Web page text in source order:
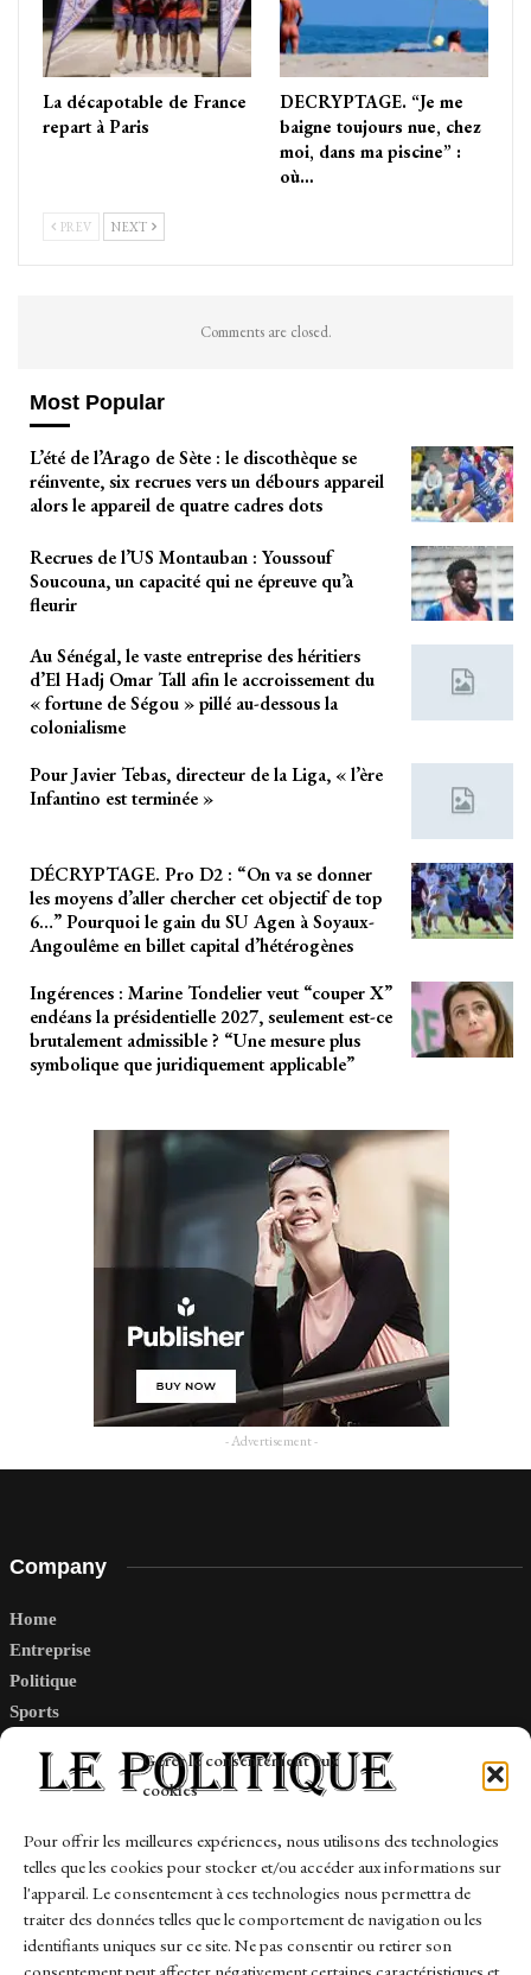
Gérer le consentement aux
cookies
Pour offrir les meilleures expériences, nous utilisons des technologies
telles que les cookies pour stocker et/ou accéder aux informations sur
l'appareil. Le consentement à ces technologies nous permettra de
traiter des données telles que le comportement de navigation ou les
identifiants uniques sur ce site. Ne pas consentir ou retirer son
La décapotable de France
repart à Paris
DECRYPTAGE. “Je me
baigne toujours nue, chez
moi, dans ma piscine” :
où…
PREV NEXT
Comments are closed.
Most Popular
L’été de l’Arago de Sète : le discothèque se
réinvente, six recrues vers un débours appareil
alors le appareil de quatre cadres dots
Recrues de l’US Montauban : Youssouf
Soucouna, un capacité qui ne épreuve qu’à
fleurir
Au Sénégal, le vaste entreprise des héritiers
d’El Hadj Omar Tall afin le accroissement du
« fortune de Ségou » pillé au-dessous la
colonialisme
Pour Javier Tebas, directeur de la Liga, « l’ère
Infantino est terminée »
DÉCRYPTAGE. Pro D2 : “On va se donner
les moyens d’aller chercher cet objectif de top
6…” Pourquoi le gain du SU Agen à Soyaux-
Angoulême en billet capital d’hétérogènes
Ingérences : Marine Tondelier veut “couper X”
endéans la présidentielle 2027, seulement est-ce
brutalement admissible ? “Une mesure plus
symbolique que juridiquement applicable”
- Advertisement -
Company
Home
Entreprise
Politique
Sports
Links
Contact
Sitemap